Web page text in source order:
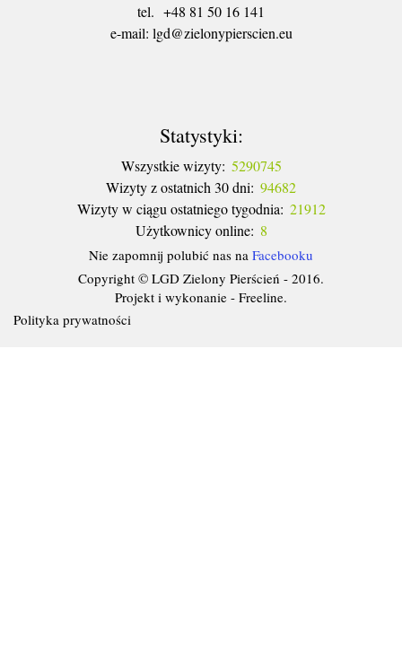
tel. +48 81 50 16 141
​e-mail: lgd@zielonypierscien.eu
Statystyki:
Wszystkie wizyty: 5290745
Wizyty z ostatnich 30 dni: 94682
Wizyty w ciągu ostatniego tygodnia: 21912
Użytkownicy online: 8
Nie zapomnij polubić nas na Facebooku
Copyright © LGD Zielony Pierścień - 2016.
Projekt i wykonanie - Freeline.
Polityka prywatności